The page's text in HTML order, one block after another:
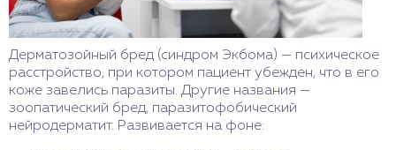
Дерматозойный бред (синдром Экбома) — психическое
расстройство, при котором пациент убежден, что в его
коже завелись паразиты. Другие названия —
зоопатический бред, паразитофобический
нейродерматит. Развивается на фоне: